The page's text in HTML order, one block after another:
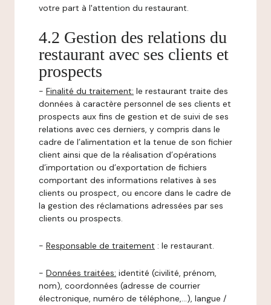
votre part à l'attention du restaurant.
4.2 Gestion des relations du
restaurant avec ses clients et
prospects
- Finalité du traitement: le restaurant traite des
données à caractère personnel de ses clients et
prospects aux fins de gestion et de suivi de ses
relations avec ces derniers, y compris dans le
cadre de l’alimentation et la tenue de son fichier
client ainsi que de la réalisation d’opérations
d’importation ou d’exportation de fichiers
comportant des informations relatives à ses
clients ou prospect, ou encore dans le cadre de
la gestion des réclamations adressées par ses
clients ou prospects.
- Responsable de traitement : le restaurant.
- Données traitées: identité (civilité, prénom,
nom), coordonnées (adresse de courrier
électronique, numéro de téléphone,…), langue /